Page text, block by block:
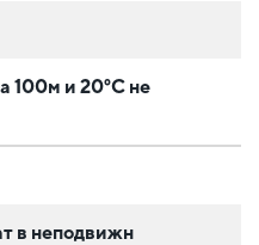
100м и 20°С не
в неподвижн